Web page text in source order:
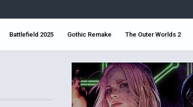
Battlefield 2025 Gothic Remake The Outer Worlds 2